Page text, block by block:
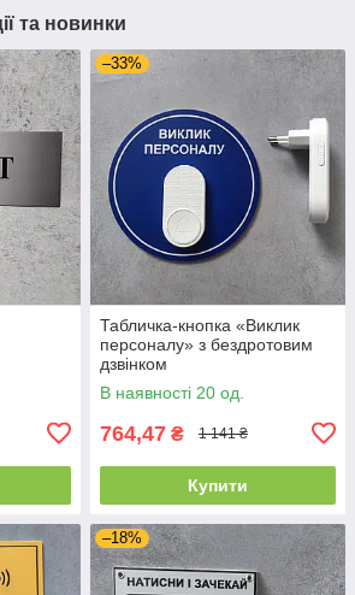
та новинки
–33%
Табличка-кнопка «Виклик
персоналу» з бездротовим
дзвінком
В наявності 20 од.
764,47 ₴ 1 141 ₴
Купити
–18%